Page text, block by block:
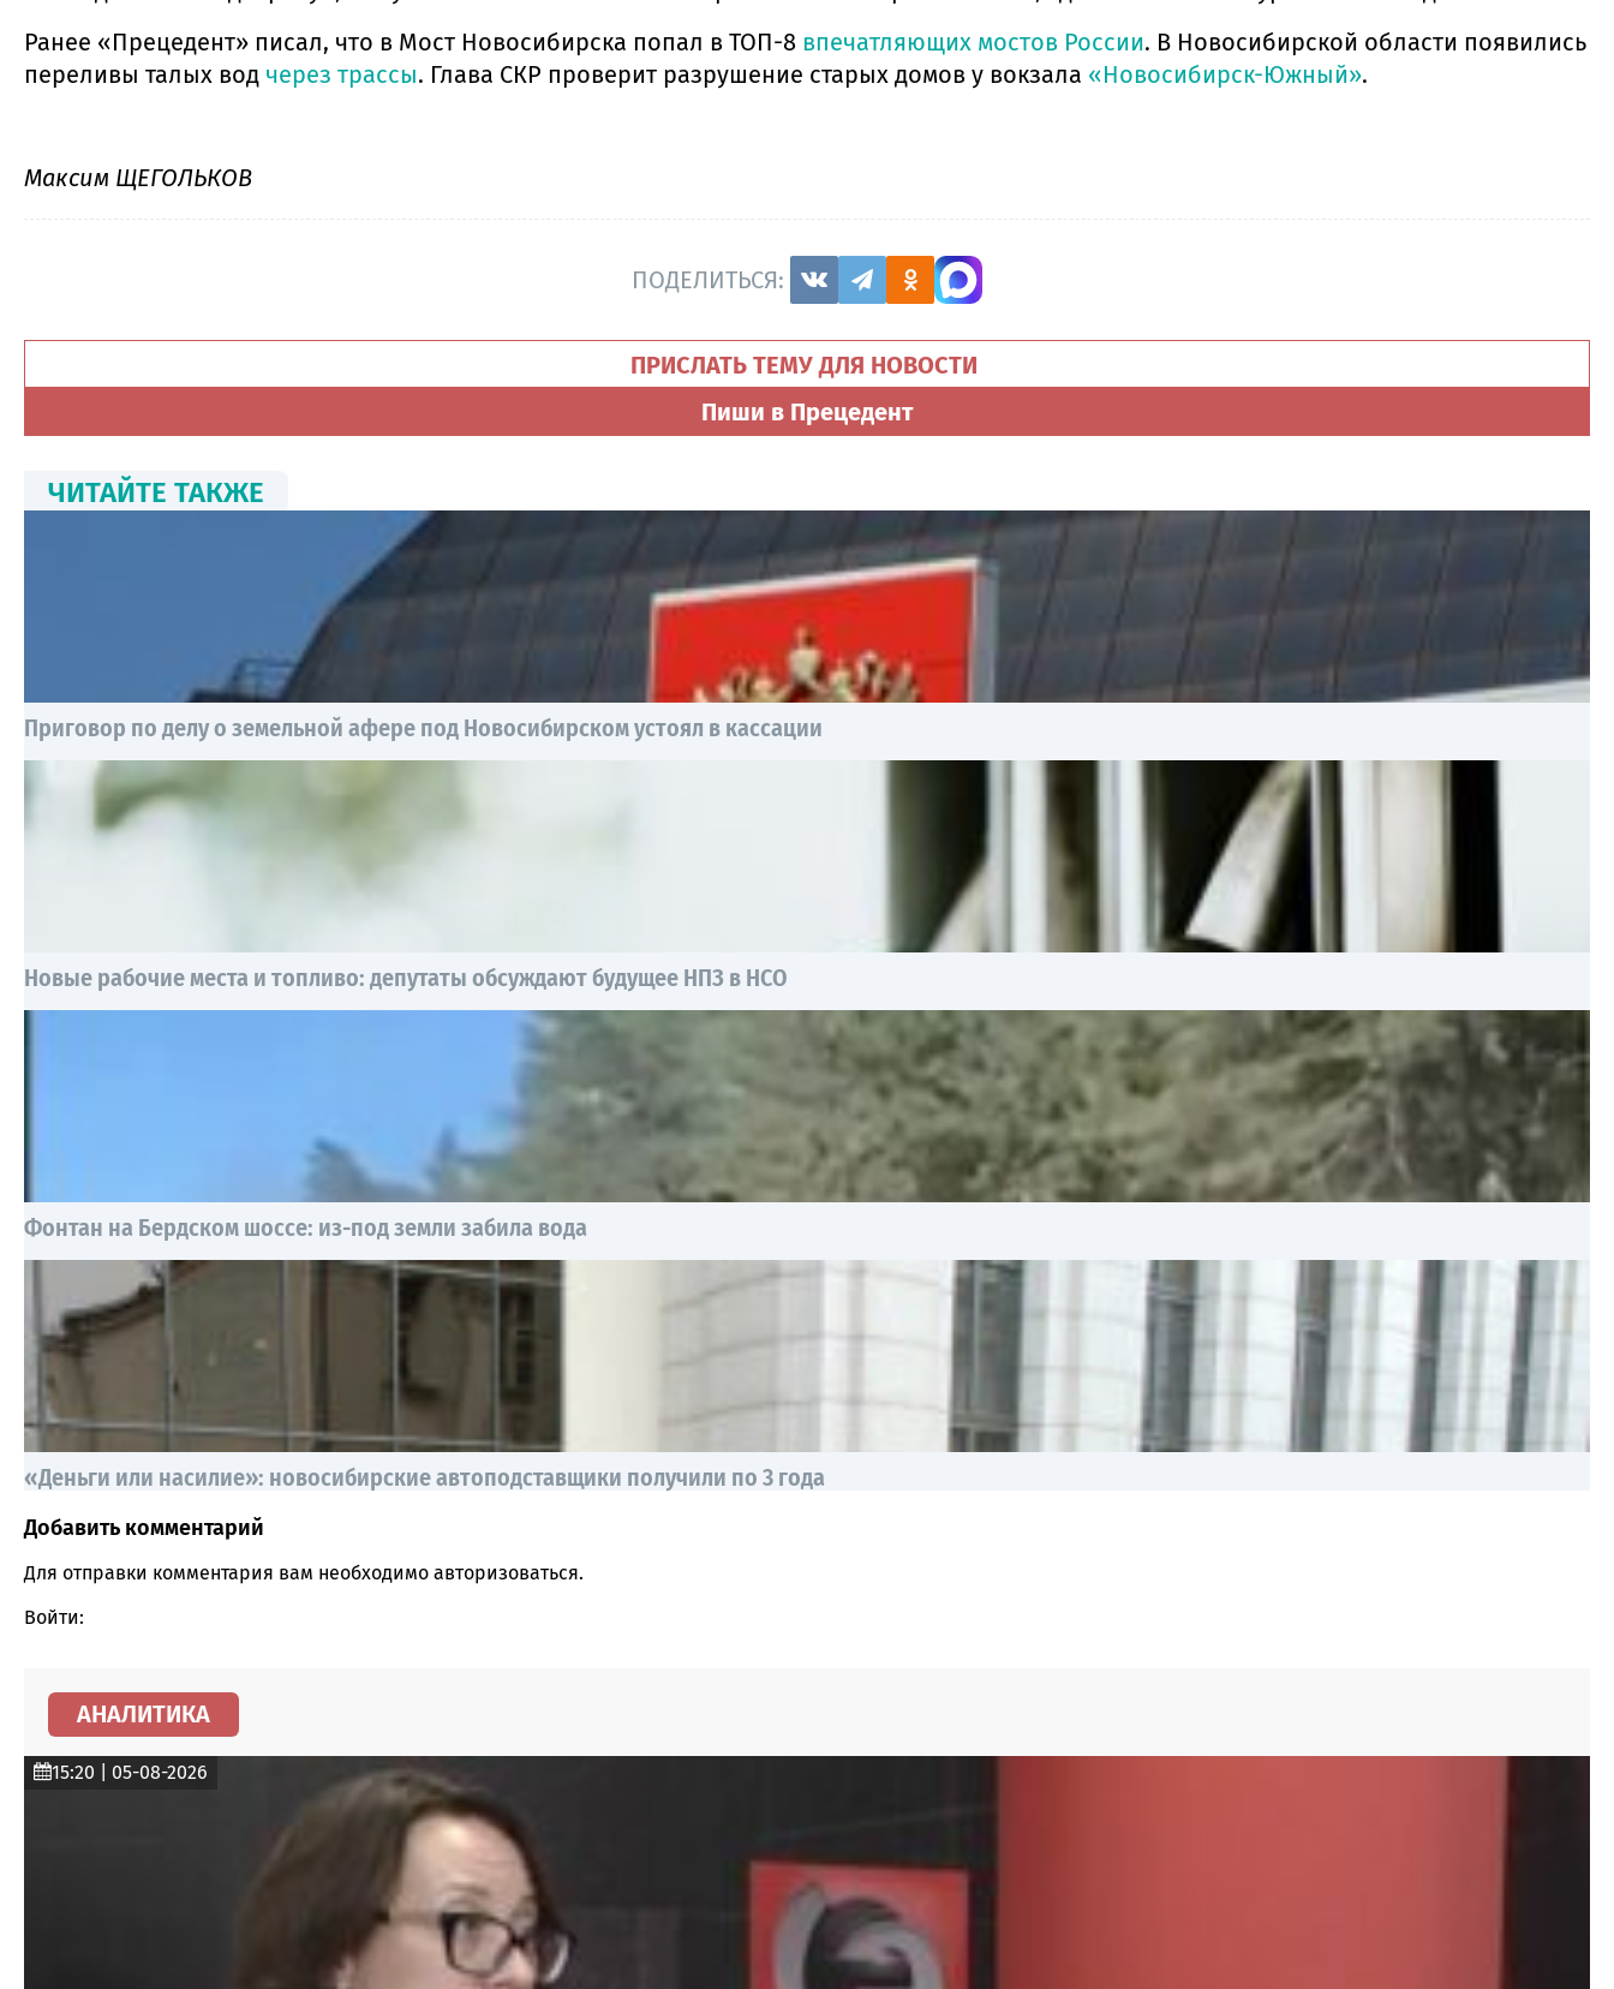
Ранее «Прецедент» писал, что в Мост Новосибирска попал в ТОП-8 впечатляющих мостов России. В Новосибирской области появились
переливы талых вод через трассы. Глава СКР проверит разрушение старых домов у вокзала «Новосибирск-Южный».
Максим ЩЕГОЛЬКОВ
ПОДЕЛИТЬСЯ:
ПРИСЛАТЬ ТЕМУ ДЛЯ НОВОСТИ
Пиши в Прецедент
ЧИТАЙТЕ ТАКЖЕ
Приговор по делу о земельной афере под Новосибирском устоял в кассации
Новые рабочие места и топливо: депутаты обсуждают будущее НПЗ в НСО
Фонтан на Бердском шоссе: из-под земли забила вода
«Деньги или насилие»: новосибирские автоподставщики получили по 3 года
Comment section
Добавить комментарий
Для отправки комментария вам необходимо авторизоваться.
Войти:
АНАЛИТИКА
15:20 | 05-08-2026